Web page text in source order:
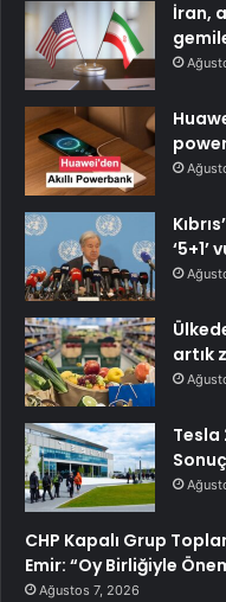
İran,
‘5+1’
artık
Tesla
CHP Kapalı Grup
Emir: “Oy Birliğiyle
Ağustos 7, 2026